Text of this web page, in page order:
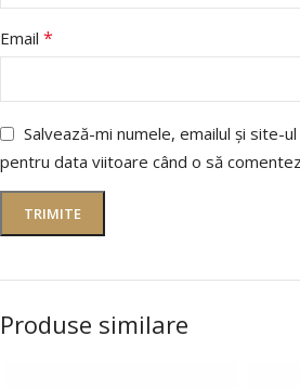
Email *
Salvează-mi numele, emailul și site-
pentru data viitoare când o să
Produse similare